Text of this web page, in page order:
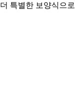
특별한 보양식으로